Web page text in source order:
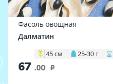
Фасоль овощная
Далматин
45 см 25-30 г
67 .00 i